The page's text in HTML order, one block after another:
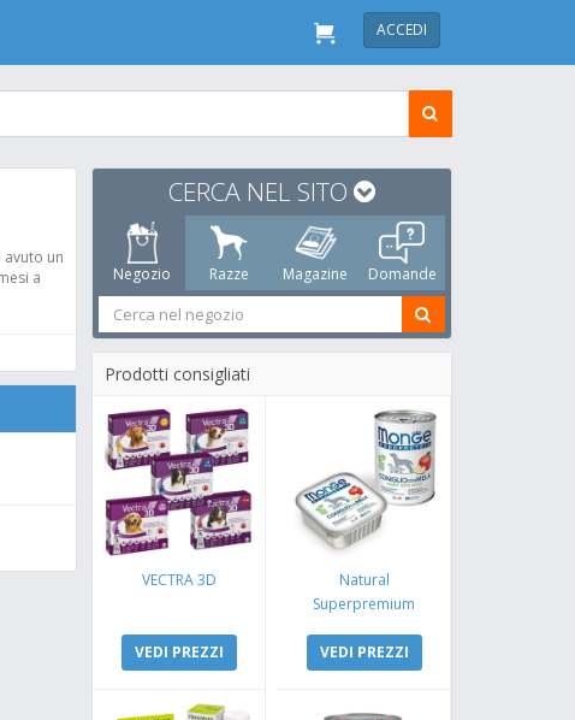
ACCEDI
un
a
cambiati diversi e tutti di ottima qualità. Avete
CERCA NEL SITO
Negozio Razze Magazine Domande
Prodotti consigliati
VECTRA 3D
VEDI PREZZI
Natural
Superpremium
Coniglio e Mela
VEDI PREZZI